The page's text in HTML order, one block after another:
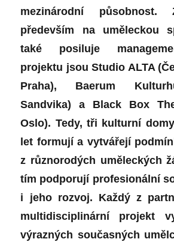
mezinárodní působnost.
především na uměleckou
také posiluje
projektu jsou Studio ALTA
Praha), Baerum
Sandvika) a Black Box
Oslo). Tedy, tři kulturní
let formují a vytvářejí
z různorodých uměleckých
tím podporují profesionální
i jeho rozvoj. Každý z
multidisciplinární projekt
výrazných současných